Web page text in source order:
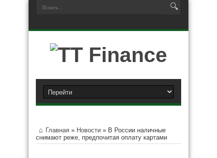
Главная » Новости » В России наличные
снимают реже, предпочитая оплату картами